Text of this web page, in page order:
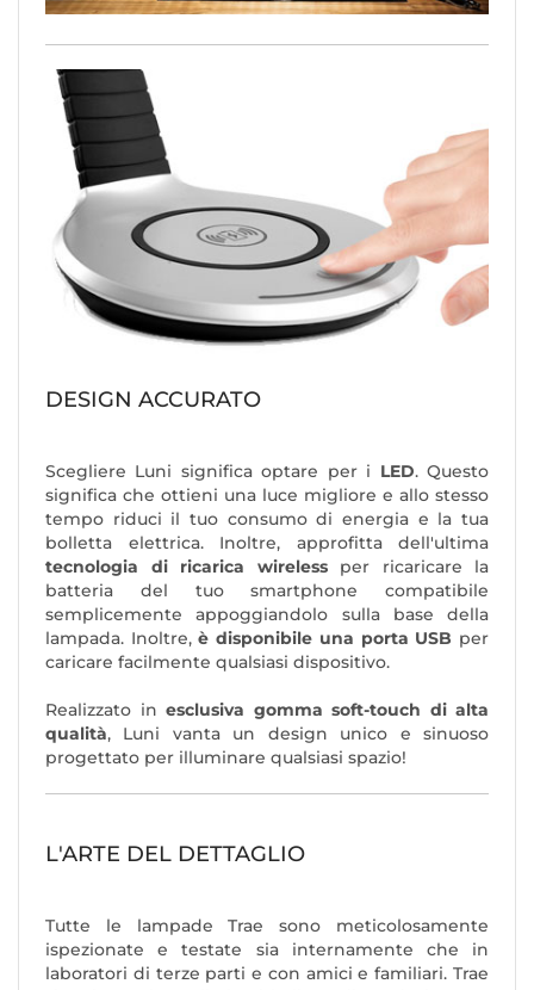
DESIGN ACCURATO
Scegliere Luni significa optare per i LED. Questo
significa che ottieni una luce migliore e allo stesso
tempo riduci il tuo consumo di energia e la tua
bolletta elettrica. Inoltre, approfitta dell'ultima
tecnologia di ricarica wirelessper ricaricare la
batteria del tuo smartphone compatibile
semplicemente appoggiandolo sulla base della
lampada. Inoltre,è disponibile una porta USB per
caricare facilmente qualsiasi dispositivo.
Realizzato in esclusiva gomma soft-touch di alta
qualità, Luni vanta un design unico e sinuoso
progettato per illuminare qualsiasi spazio!
L'ARTE DEL DETTAGLIO
Tutte le lampade Trae sono meticolosamente
ispezionate e testate sia internamente che in
laboratori di terze parti e con amici e familiari. Trae